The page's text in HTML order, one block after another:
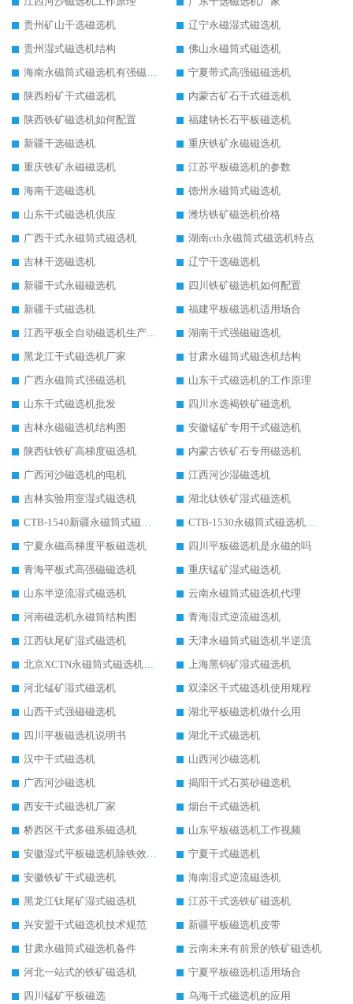
贵州矿山干选磁选机
辽宁永磁湿式磁选机
贵州湿式磁选机结构
佛山永磁筒式磁选机
海南永磁筒式磁选机有强磁的吗
宁夏带式高强磁磁选机
陕西粉矿干式磁选机
内蒙古矿石干式磁选机
陕西铁矿磁选机如何配置
福建钠长石平板磁选机
新疆干选磁选机
重庆铁矿永磁磁选机
重庆铁矿永磁磁选机
江苏平板磁选机的参数
海南干选磁选机
德州永磁筒式磁选机
山东干式磁选机供应
潍坊铁矿磁选机价格
广西干式永磁筒式磁选机
湖南ctb永磁筒式磁选机特点
吉林干选磁选机
辽宁干选磁选机
新疆干式永磁磁选机
四川铁矿磁选机如何配置
新疆干式磁选机
福建平板磁选机适用场合
江西平板全自动磁选机生产厂家
湖南干式强磁磁选机
黑龙江干式磁选机厂家
甘肃永磁筒式磁选机结构
广西永磁筒式强磁选机
山东干式磁选机的工作原理
山东干式磁选机批发
四川水选褐铁矿磁选机
吉林永磁磁选机结构图
安徽锰矿专用干式磁选机
陕西钛铁矿高梯度磁选机
内蒙古铁矿石专用磁选机
广西河沙磁选机的电机
江西河沙湿磁选机
吉林实验用室湿式磁选机
湖北钛铁矿湿式磁选机
CTB-1540新疆永磁筒式磁选机
CTB-1530永磁筒式磁选机代理商
宁夏永磁高梯度平板磁选机
四川平板磁选机是永磁的吗
青海平板式高强磁磁选机
重庆锰矿湿式磁选机
山东半逆流湿式磁选机
云南永磁筒式磁选机代理
河南磁选机永磁筒结构图
青海湿式逆流磁选机
江西钛尾矿湿式磁选机
天津永磁筒式磁选机半逆流
北京XCTN永磁筒式磁选机磁块位置
上海黑钨矿湿式磁选机
河北锰矿湿式磁选机
双滦区干式磁选机使用规程
山西干式强磁磁选机
湖北平板磁选机做什么用
四川平板磁选机说明书
湖北干式磁选机
汉中干式磁选机
山西河沙磁选机
广西河沙磁选机
揭阳干式石英砂磁选机
西安干式磁选机厂家
烟台干式磁选机
桥西区干式多磁系磁选机
山东平板磁选机工作视频
安徽湿式平板磁选机除铁效果怎么样
宁夏干式磁选机
安徽铁矿干式磁选机
海南湿式逆流磁选机
黑龙江钛尾矿湿式磁选机
江苏干式选铁矿磁选机
兴安盟干式磁选机技术规范
新疆平板磁选机皮带
甘肃永磁筒式磁选机备件
云南未来有前景的铁矿磁选机
河北一站式的铁矿磁选机
宁夏平板磁选机适用场合
四川锰矿平板磁选
乌海干式磁选机的应用